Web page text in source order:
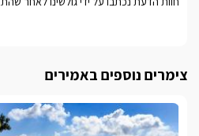
ופרגולה איכותית ויפה בגן.
צימרים נוספים באמירים